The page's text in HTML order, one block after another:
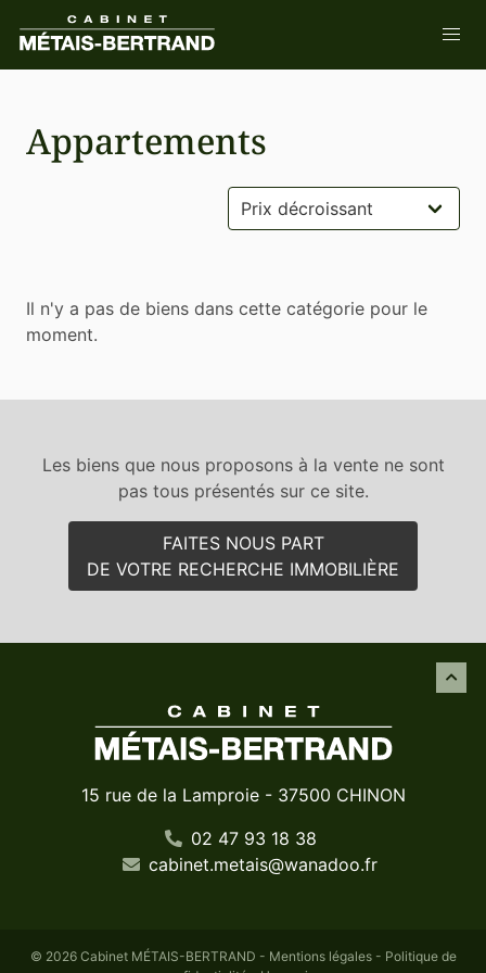
Appartements
Il n'y a pas de biens dans cette catégorie pour le
moment.
Les biens que nous proposons à la vente ne sont
pas tous présentés sur ce site.
FAITES NOUS PART
DE VOTRE RECHERCHE IMMOBILIÈRE
15 rue de la Lamproie - 37500 CHINON
02 47 93 18 38
cabinet.metais@wanadoo.fr
© 2026 Cabinet MÉTAIS-BERTRAND - Mentions légales- Politique de